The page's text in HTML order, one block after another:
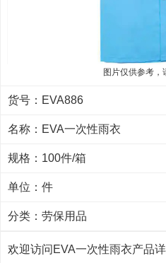
图片仅供参考，
货号：EVA886
名称：EVA一次性雨衣
规格：100件/箱
单位：件
分类： 劳保用品
欢迎访问EVA一次性雨衣产品